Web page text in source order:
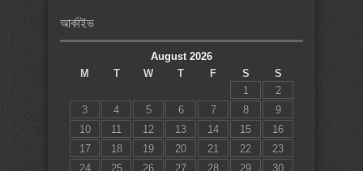
আর্কাইভ
August 2026
M
T W T F S
S
1
2
3
4 5 6 7 8
9
10
11 12 13 14 15
16
17
18 19 20 21 22
23
24
25 26 27 28 29
30